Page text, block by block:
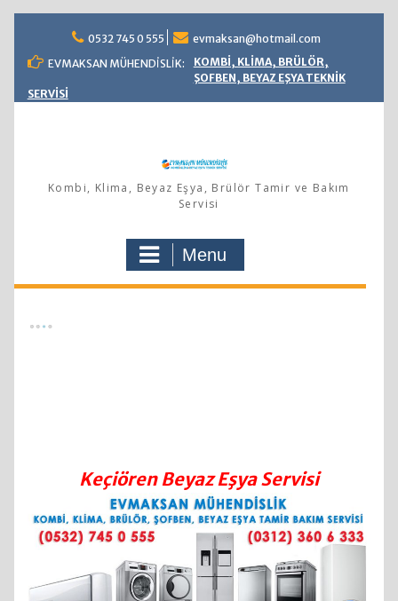
content
0532 745 0 555
evmaksan@hotmail.com
EVMAKSAN MÜHENDİSLİK:
KOMBİ, KLİMA, BRÜLÖR,
ŞOFBEN, BEYAZ EŞYA TEKNİK
SERVİSİ
Kombi, Klima, Beyaz Eşya, Brülör Tamir ve Bakım
Servisi
Menu
Keçiören Beyaz Eşya Servisi